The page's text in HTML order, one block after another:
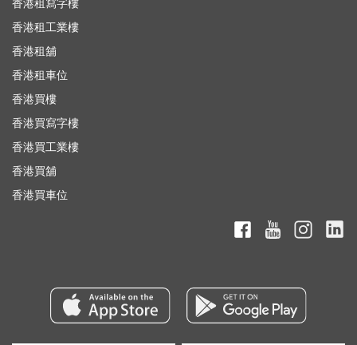
香港租寫字樓
香港租工業樓
香港租舖
香港租車位
香港買樓
香港買寫字樓
香港買工業樓
香港買舖
香港買車位